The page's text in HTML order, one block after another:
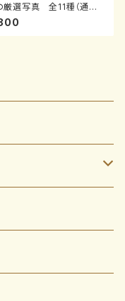
厳選写真 全11種（通常
）